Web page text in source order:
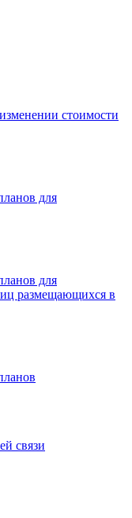
стоимости
для
для
размещающихся в
связи